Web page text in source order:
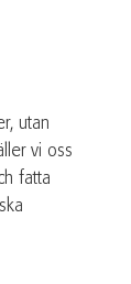
utan
vi oss
fatta